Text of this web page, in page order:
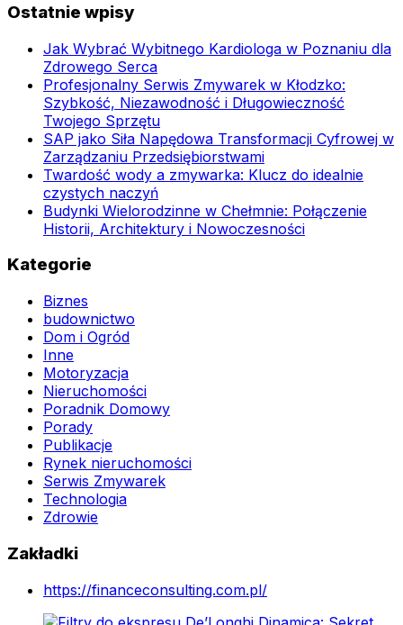
Ostatnie wpisy
Jak Wybrać Wybitnego Kardiologa w Poznaniu dla
Zdrowego Serca
Profesjonalny Serwis Zmywarek w Kłodzko:
Szybkość, Niezawodność i Długowieczność
Twojego Sprzętu
SAP jako Siła Napędowa Transformacji Cyfrowej w
Zarządzaniu Przedsiębiorstwami
Twardość wody a zmywarka: Klucz do idealnie
czystych naczyń
Budynki Wielorodzinne w Chełmnie: Połączenie
Historii, Architektury i Nowoczesności
Kategorie
Biznes
budownictwo
Dom i Ogród
Inne
Motoryzacja
Nieruchomości
Poradnik Domowy
Porady
Publikacje
Rynek nieruchomości
Serwis Zmywarek
Technologia
Zdrowie
Zakładki
https://financeconsulting.com.pl/